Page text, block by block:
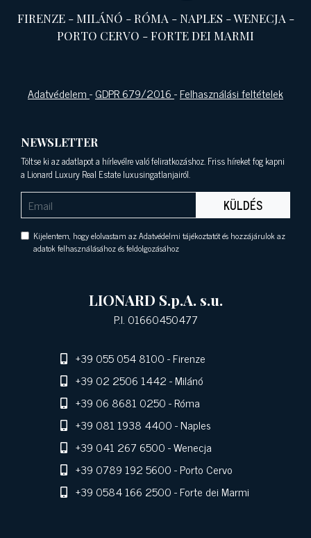
FIRENZE-MILÁNÓ -RÓMA -NAPLES -WENECJA -
PORTO CERVO -FORTE DEI MARMI
Adatvédelem-GDPR 679/2016-Felhasználási feltételek
NEWSLETTER
Töltse ki az adatlapot a hírlevélre való feliratkozáshoz. Friss híreket fog kapni
a Lionard Luxury Real Estate luxusingatlanjairól.
KÜLDÉS
Kijelentem, hogy elolvastam az Adatvédelmi tájékoztatót és hozzájárulok az
adatok felhasználásához és feldolgozásához
LIONARD S.p.A. s.u.
P.I. 01660450477
+39 055 054 8100- Firenze
+39 02 2506 1442- Milánó
+39 06 8681 0250- Róma
+39 081 1938 4400- Naples
+39 041 267 6500- Wenecja
+39 0789 192 5600- Porto Cervo
+39 0584 166 2500- Forte dei Marmi